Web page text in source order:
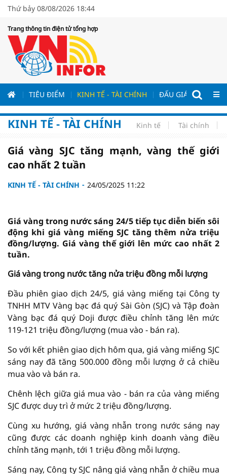
Thứ bảy 08/08/2026 18:44
Trang thông tin điện tử tổng hợp
TIÊU ĐIỂM KINH TẾ - TÀI CHÍNH ĐẤU GIÁ - ĐẤU
KINH TẾ - TÀI CHÍNH Kinh tế Tài chính
Giá vàng SJC tăng mạnh, vàng thế giới
cao nhất 2 tuần
KINH TẾ - TÀI CHÍNH 24/05/2025 11:22
Giá vàng trong nước sáng 24/5 tiếp tục diễn biến sôi
động khi giá vàng miếng SJC tăng thêm nửa triệu
đồng/lượng. Giá vàng thế giới lên mức cao nhất 2
tuần.
Giá vàng trong nước tăng nửa triệu đồng mỗi lượng
Đầu phiên giao dịch 24/5, giá vàng miếng tại Công ty
TNHH MTV Vàng bạc đá quý Sài Gòn (SJC) và Tập đoàn
Vàng bạc đá quý Doji được điều chỉnh tăng lên mức
119-121 triệu đồng/lượng (mua vào - bán ra).
So với kết phiên giao dịch hôm qua, giá vàng miếng SJC
sáng nay đã tăng 500.000 đồng mỗi lượng ở cả chiều
mua vào và bán ra.
Chênh lệch giữa giá mua vào - bán ra của vàng miếng
SJC được duy trì ở mức 2 triệu đồng/lượng.
Cùng xu hướng, giá vàng nhẫn trong nước sáng nay
cũng được các doanh nghiệp kinh doanh vàng điều
chỉnh tăng mạnh, tới 1 triệu đồng mỗi lượng.
Sáng nay, Công ty SJC nâng giá vàng nhẫn ở chiều mua